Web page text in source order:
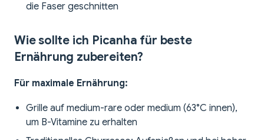
die Faser geschnitten
Wie sollte ich Picanha für beste
Ernährung zubereiten?
Für maximale Ernährung:
Grille auf medium-rare oder medium (63°C innen),
um B-Vitamine zu erhalten